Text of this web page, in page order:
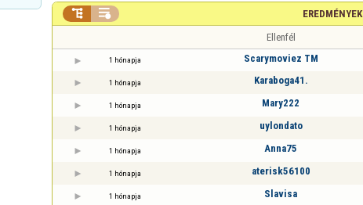
EREDMÉNYEK
 
Ellenfél
1 hónapja Scarymoviez TM
1 hónapja Karaboga41.
1 hónapja Mary222
1 hónapja uylondato
1 hónapja Anna75
1 hónapja aterisk56100
1 hónapja Slavisa